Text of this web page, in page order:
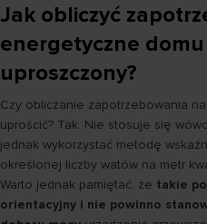
Jak obliczyć
energetyczne
uproszczony?
Czy obliczanie zapotrzebowania
uprościć? Tak. Nie stosuje się
jednak wykorzystać metodę
określonej liczby watów na metr
Warto jednak pamiętać, że takie
orientacyjny i nie powinno